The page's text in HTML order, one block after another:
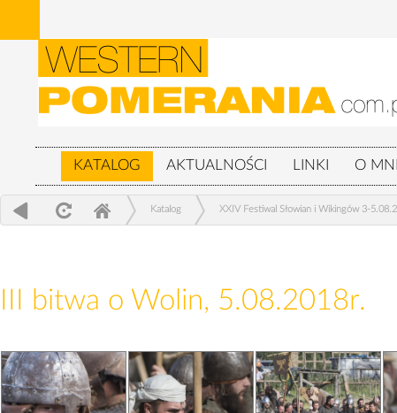
KATALOG AKTUALNOŚCI LINKI O
Katalog XXIV Festiwal Słowian i Wikingów 3-
III bitwa o Wolin, 5.08.2018r.